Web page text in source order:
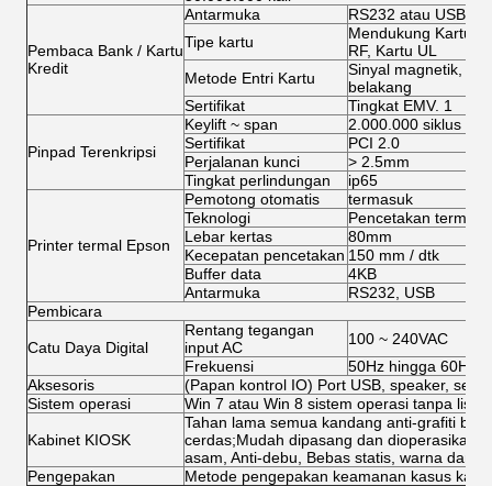
Pembaca Bank / Kartu
Kredit
Antarmuka
RS232 atau USB
Tipe kartu
Mendukung Kartu
RF, Kartu UL
Metode Entri Kartu
Sinyal magnetik,
belakang
Sertifikat
Tingkat EMV. 1
Pinpad Terenkripsi
Keylift ~ span
2.000.000 siklus
Sertifikat
PCI 2.0
Perjalanan kunci
> 2.5mm
Tingkat perlindungan
ip65
Printer termal Epson
Pemotong otomatis
termasuk
Teknologi
Pencetakan termal
Lebar kertas
80mm
Kecepatan pencetakan 150 mm / dtk
Buffer data
4KB
Antarmuka
RS232, USB
Pembicara
Catu Daya Digital
Rentang tegangan
input AC
100 ~ 240VAC
Frekuensi
50Hz hingga 60Hz
Aksesoris
(Papan kontrol IO) Port USB, speaker,
Sistem operasi
Win 7 atau Win 8 sistem operasi tanpa
Kabinet KIOSK
Tahan lama semua kandang anti-grafiti
cerdas;Mudah dipasang dan
asam, Anti-debu, Bebas statis, warna dan
Pengepakan
Metode pengepakan keamanan kasus